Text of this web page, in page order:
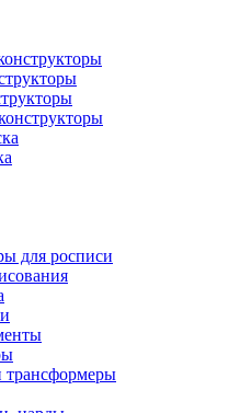
для росписи